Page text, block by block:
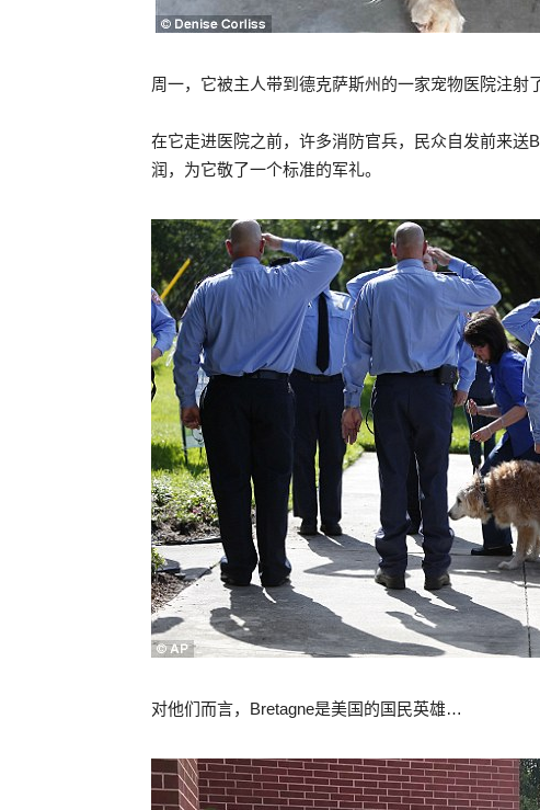
周一，它被主人带到德克萨斯州的一家宠物医院注射
在它走进医院之前，许多消防官兵，民众自发前来送
润，为它敬了一个标准的军礼。
对他们而言，Bretagne是美国的国民英雄…